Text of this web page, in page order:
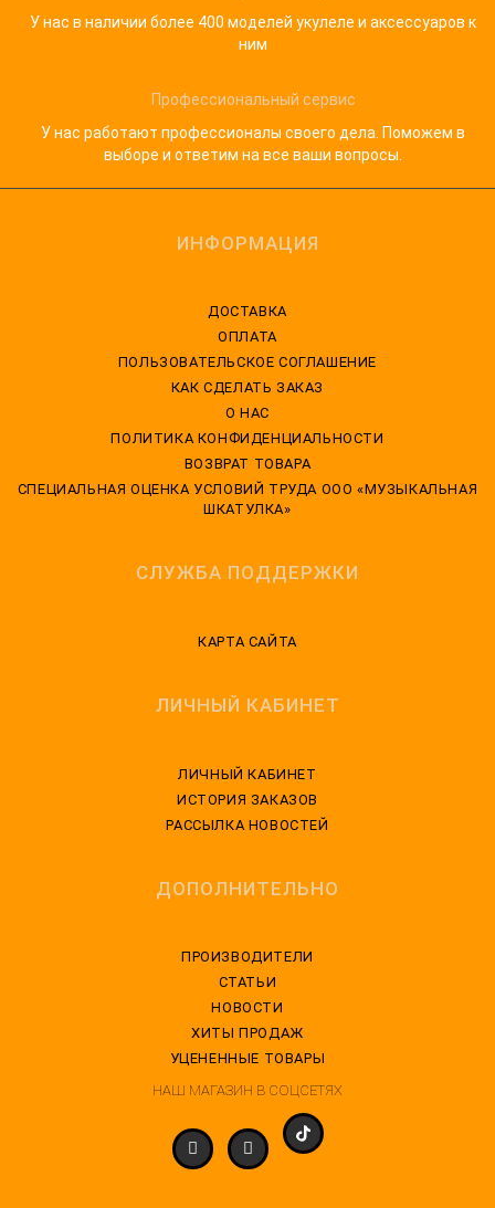
У нас в наличии более 400 моделей укулеле и аксессуаров к
ним
Профессиональный сервис
У нас работают профессионалы своего дела. Поможем в
выборе и ответим на все ваши вопросы.
ИНФОРМАЦИЯ
ДОСТАВКА
ОПЛАТА
ПОЛЬЗОВАТЕЛЬСКОЕ СОГЛАШЕНИЕ
КАК СДЕЛАТЬ ЗАКАЗ
О НАС
ПОЛИТИКА КОНФИДЕНЦИАЛЬНОСТИ
ВОЗВРАТ ТОВАРА
CПЕЦИАЛЬНАЯ ОЦЕНКА УСЛОВИЙ ТРУДА ООО «МУЗЫКАЛЬНАЯ
ШКАТУЛКА»
СЛУЖБА ПОДДЕРЖКИ
КАРТА САЙТА
ЛИЧНЫЙ КАБИНЕТ
ЛИЧНЫЙ КАБИНЕТ
ИСТОРИЯ ЗАКАЗОВ
РАССЫЛКА НОВОСТЕЙ
ДОПОЛНИТЕЛЬНО
ПРОИЗВОДИТЕЛИ
СТАТЬИ
НОВОСТИ
ХИТЫ ПРОДАЖ
УЦЕНЕННЫЕ ТОВАРЫ
НАШ МАГАЗИН В СОЦСЕТЯХ